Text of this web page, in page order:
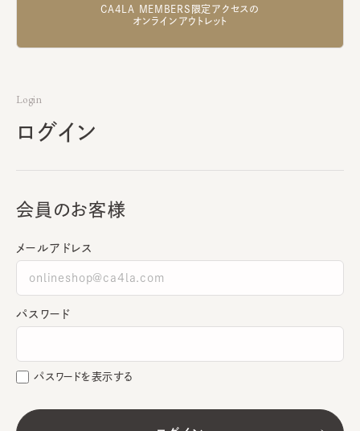
CA4LA MEMBERS限定アクセスの
オンラインアウトレット
Login
ログイン
会員のお客様
メールアドレス
パスワード
パスワードを表示する